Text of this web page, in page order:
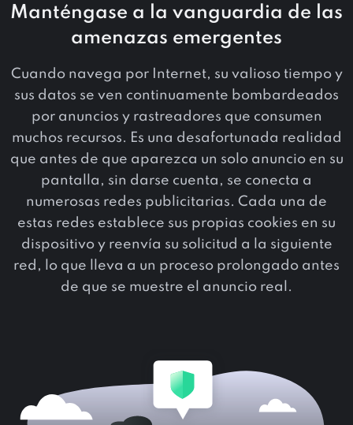
Manténgase a la vanguardia de las
amenazas emergentes
Cuando navega por Internet, su valioso tiempo y
sus datos se ven continuamente bombardeados
por anuncios y rastreadores que consumen
muchos recursos. Es una desafortunada realidad
que antes de que aparezca un solo anuncio en su
pantalla, sin darse cuenta, se conecta a
numerosas redes publicitarias. Cada una de
estas redes establece sus propias cookies en su
dispositivo y reenvía su solicitud a la siguiente
red, lo que lleva a un proceso prolongado antes
de que se muestre el anuncio real.